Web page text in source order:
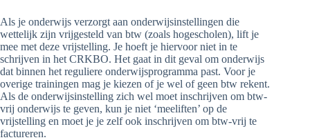
Als je onderwijs verzorgt aan onderwijsinstellingen die
wettelijk zijn vrijgesteld van btw (zoals hogescholen), lift je
mee met deze vrijstelling. Je hoeft je hiervoor niet in te
schrijven in het CRKBO. Het gaat in dit geval om onderwijs
dat binnen het reguliere onderwijsprogramma past. Voor je
overige trainingen mag je kiezen of je wel of geen btw rekent.
Als de onderwijsinstelling zich wel moet inschrijven om btw-
vrij onderwijs te geven, kun je niet ‘meeliften’ op de
vrijstelling en moet je je zelf ook inschrijven om btw-vrij te
factureren.